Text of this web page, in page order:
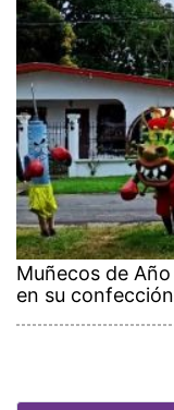
Muñecos de
en su confección